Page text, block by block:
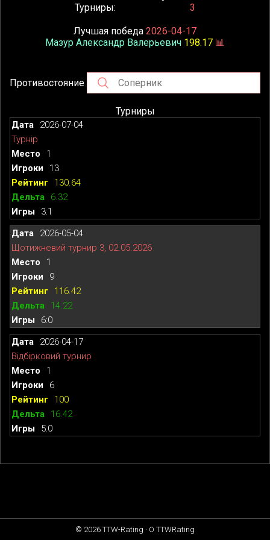
Турниры
3
Лучшая победа 2026-04-17
Мазур Александр Валерьевич 198.17 📊
Противостояние
Турниры
2026-07-04
Турнір
1
13
130.64
6.32
3:1
2026-05-04
Щотижневий турнир 3, 02.05.2026
1
9
116.42
14.22
6:0
2026-04-17
Відбірковий турнир
1
6
100
16.42
5:0
© 2026 TTW-Rating · О TTWRating